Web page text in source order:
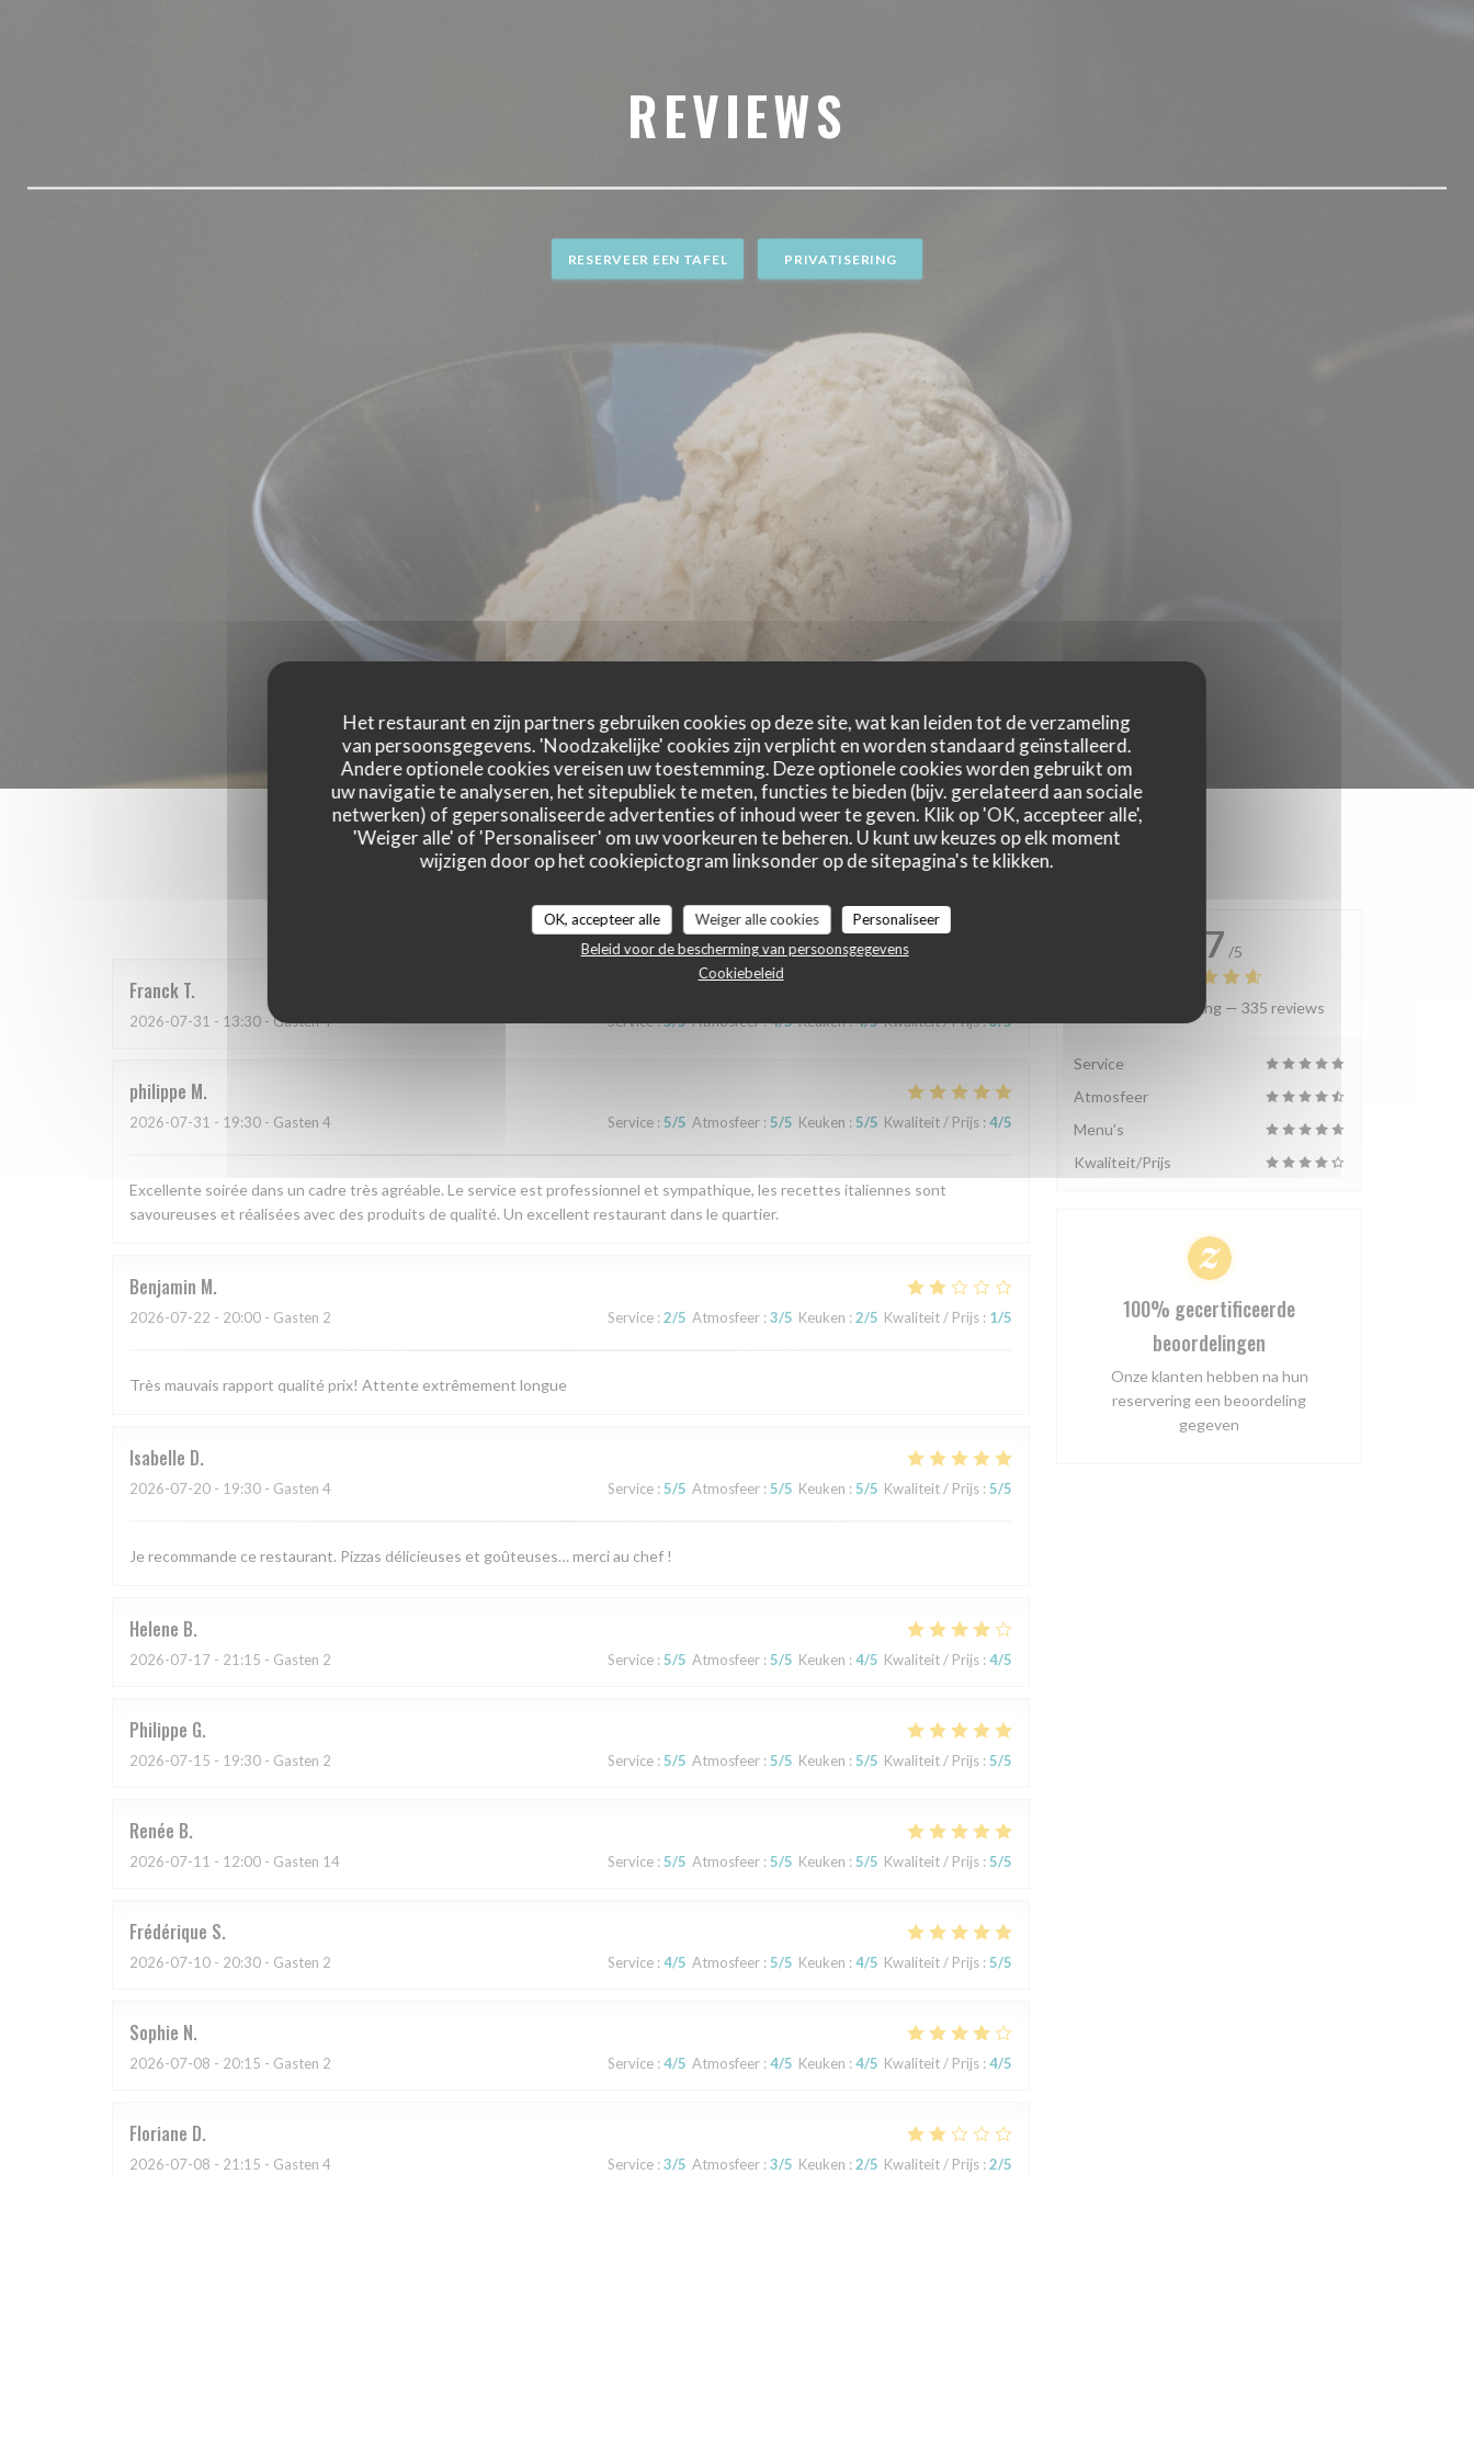
Het restaurant en zijn partners gebruiken cookies op deze site, wat kan leiden tot de verzameling
van persoonsgegevens. 'Noodzakelijke' cookies zijn verplicht en worden standaard geïnstalleerd.
Andere optionele cookies vereisen uw toestemming. Deze optionele cookies worden gebruikt om
uw navigatie te analyseren, het sitepubliek te meten, functies te bieden (bijv. gerelateerd aan sociale
netwerken) of gepersonaliseerde advertenties of inhoud weer te geven. Klik op 'OK, accepteer alle',
'Weiger alle' of 'Personaliseer' om uw voorkeuren te beheren. U kunt uw keuzes op elk moment
wijzigen door op het cookiepictogram linksonder op de sitepagina's te klikken.
OK, accepteer alle Weiger alle cookies
Personaliseer
Beleid voor de bescherming van persoonsgegevens
Cookiebeleid
REVIEWS
RESERVEER EEN TAFEL PRIVATISERING
Onze gastbeoordelingen
Franck T
2026-07-31 - 13:30 - Gasten 4 Service:5/5 Atmosfeer:4/5 Keuken:4/5 Kwaliteit / Prijs:3/5
philippe M
2026-07-31 - 19:30 - Gasten 4 Service : 5/5 Atmosfeer : 5/5 Keuken : 5/5 Kwaliteit / Prijs : 4/5
Excellente soirée dans un cadre très agréable. Le service est professionnel et sympathique, les recettes italiennes sont
savoureuses et réalisées avec des produits de qualité. Un excellent restaurant dans le quartier.
Benjamin M
2026-07-22 - 20:00 - Gasten 2 Service : 2/5 Atmosfeer : 3/5 Keuken : 2/5 Kwaliteit / Prijs : 1/5
Très mauvais rapport qualité prix! Attente extrêmement longue
Isabelle D
2026-07-20 - 19:30 - Gasten 4 Service : 5/5 Atmosfeer : 5/5 Keuken : 5/5 Kwaliteit / Prijs : 5/5
Je recommande ce restaurant. Pizzas délicieuses et goûteuses… merci au chef !
Helene B
2026-07-17 - 21:15 - Gasten 2 Service : 5/5 Atmosfeer : 5/5 Keuken : 4/5 Kwaliteit / Prijs : 4/5
Philippe G
2026-07-15 - 19:30 - Gasten 2 Service : 5/5 Atmosfeer : 5/5 Keuken : 5/5 Kwaliteit / Prijs : 5/5
Renée B
2026-07-11 - 12:00 - Gasten 14 Service : 5/5 Atmosfeer : 5/5 Keuken : 5/5 Kwaliteit / Prijs : 5/5
Frédérique S
2026-07-10 - 20:30 - Gasten 2 Service : 4/5 Atmosfeer : 5/5 Keuken : 4/5 Kwaliteit / Prijs : 5/5
Sophie N
2026-07-08 - 20:15 - Gasten 2 Service : 4/5 Atmosfeer : 4/5 Keuken : 4/5 Kwaliteit / Prijs : 4/5
Floriane D
2026-07-08 - 21:15 - Gasten 4 Service : 3/5 Atmosfeer : 3/5 Keuken : 2/5 Kwaliteit / Prijs : 2/5
4.7 /5
Gemiddelde rating — 335 reviews
Service
Atmosfeer
Menu's
Kwaliteit/Prijs
100% gecertificeerde
beoordelingen
Onze klanten hebben na hun
reservering een beoordeling
gegeven